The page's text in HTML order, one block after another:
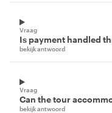
Vraag
Is payment handled
bekijk antwoord
Vraag
Can the tour
bekijk antwoord